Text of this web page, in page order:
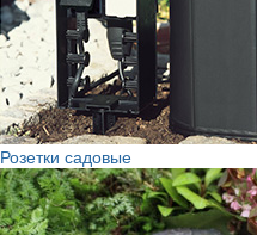
Розетки садовые